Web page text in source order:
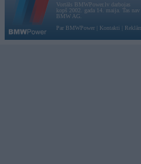
Vortāls BMWPower.lv darbojas
kopš 2002. gada 14. maija. Tas
BMW AG.
Par BMWPower
Kontakti